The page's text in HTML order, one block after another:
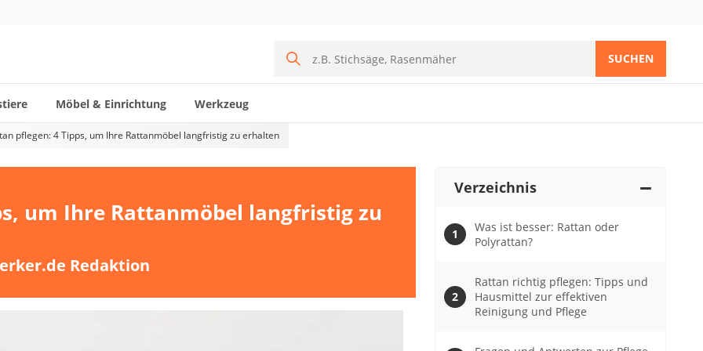
SUCHEN
Möbel & Einrichtung Werkzeug
pflegen: 4 Tipps, um Ihre Rattanmöbel langfristig zu erhalten
um Ihre Rattanmöbel langfristig zu
Redaktion
Verzeichnis
Was ist besser: Rattan oder
Polyrattan?
Rattan richtig pflegen: Tipps und
Hausmittel zur effektiven
Reinigung und Pflege